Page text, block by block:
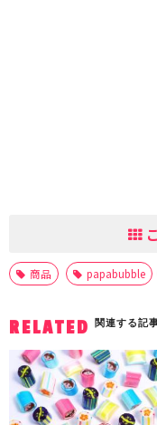
商品 papabubble
RELATED 関連する記